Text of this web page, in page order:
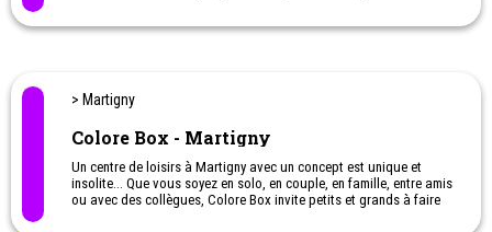
destinés à observer la faune sans la perturber.
> Martigny
Colore Box - Martigny
Un centre de loisirs à Martigny avec un concept est unique et
insolite… Que vous soyez en solo, en couple, en famille, entre amis
ou avec des collègues, Colore Box invite petits et grands à faire